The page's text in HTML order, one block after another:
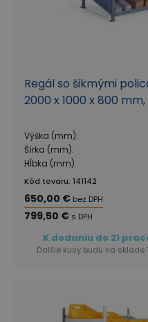
Regál so šikmými
2000 x 1000 x 800
Výška (mm):
Šírka (mm):
Hĺbka (mm):
Kód tovaru: 141142
650,00 € bez DPH
799,50 € s DPH
K dodaniu do 21
Ďalšie kusy budú na sklade